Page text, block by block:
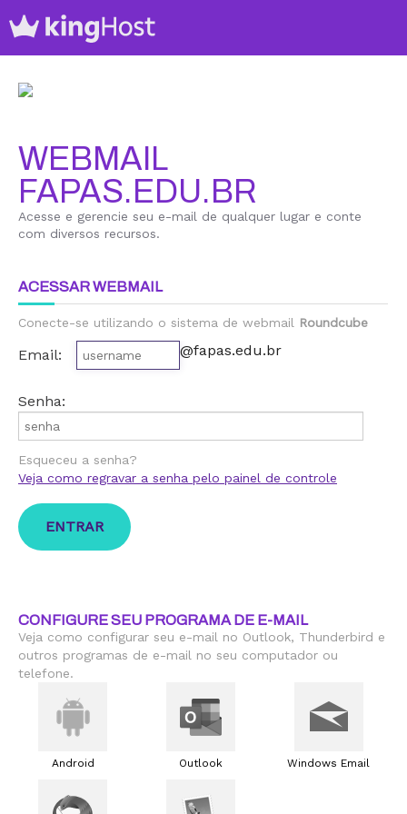
WEBMAIL
FAPAS.EDU.BR
Acesse e gerencie seu e-mail de qualquer lugar e conte
com diversos recursos.
ACESSAR WEBMAIL
Conecte-se utilizando o sistema de webmail Roundcube
Email: @fapas.edu.br
Senha:
Esqueceu a senha?
Veja como regravar a senha pelo painel de controle
CONFIGURE SEU PROGRAMA DE E-MAIL
Veja como configurar seu e-mail no Outlook, Thunderbird e
outros programas de e-mail no seu computador ou
telefone.
Android Outlook Windows Email